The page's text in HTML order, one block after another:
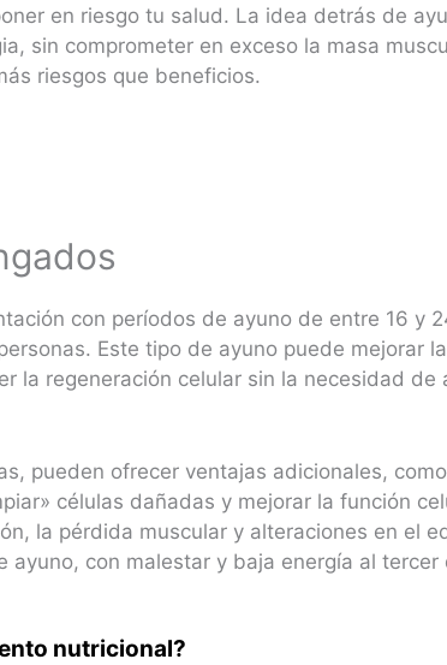
en riesgo tu salud. La idea detrás de
sin comprometer en exceso la masa
riesgos que beneficios.
con períodos de ayuno de entre 16 y
Este tipo de ayuno puede mejorar la
la regeneración celular sin la necesidad de
pueden ofrecer ventajas adicionales,
células dañadas y mejorar la función
la pérdida muscular y alteraciones en el
con malestar y baja energía al tercer
nutricional?